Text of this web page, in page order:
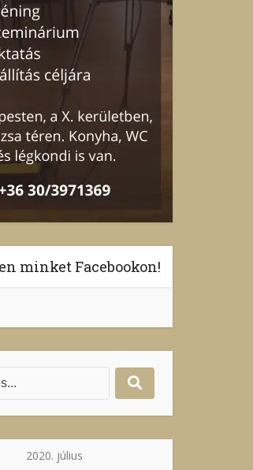
minket Facebookon!
2020. július